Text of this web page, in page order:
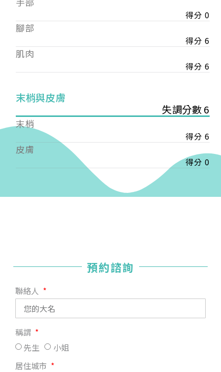
得分 0
腳部
得分 6
肌肉
得分 6
末梢與皮膚
失調分數 6
末梢
得分 6
皮膚
得分 0
預約諮詢
聯絡人
稱謂
先生
小姐
居住城市
會審核通過後即通知您進行繳費，繳費資訊如下
【會費】
個人會員:
入會費新臺幣1200元，於會員入會時繳納；常年會
費1200元，於每年度繳納。
費3000元，於每年度繳納。
戶名: 社團法人台灣自律神經健康培訓暨發展協會
帳號: 003-03-501566-2
銀行: (013) 國泰世華 南京東路分行